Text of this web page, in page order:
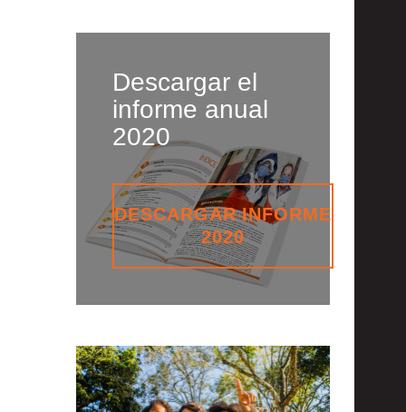
Descargar el
informe anual
2020
DESCARGAR INFORME
2020